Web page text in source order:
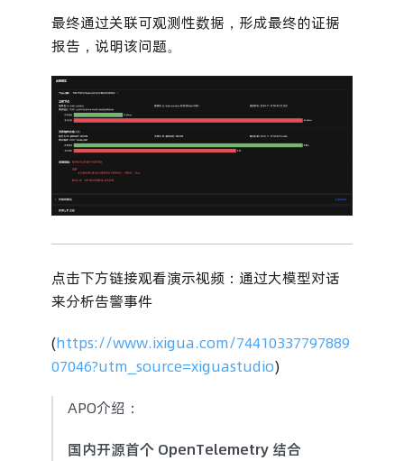
最终通过关联可观测性数据，形成最终的证据
报告，说明该问题。
点击下方链接观看演示视频：通过大模型对话
来分析告警事件
(https://www.ixigua.com/74410337797889
07046?utm_source=xiguastudio)
APO介绍：
国内开源首个 OpenTelemetry 结合